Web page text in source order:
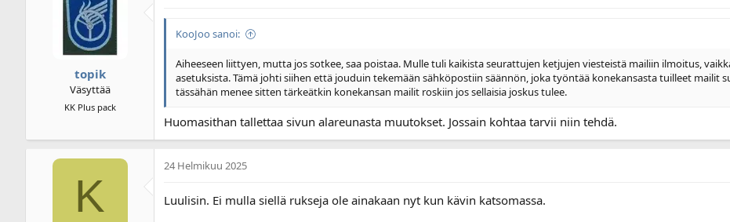
topik
Väsyttää
KK Plus pack
KooJoo sanoi:
Aiheeseen liittyen, mutta jos sotkee, saa poistaa. Mulle tuli kaikista seurattujen ketjujen viesteistä mailiin ilmoitus,
asetuksista. Tämä johti siihen että jouduin tekemään sähköpostiin säännön, joka työntää konekansasta tuilleet
tässähän menee sitten tärkeätkin konekansan mailit roskiin jos sellaisia joskus tulee.
Huomasithan tallettaa sivun alareunasta muutokset. Jossain kohtaa tarvii niin tehdä.
K
24 Helmikuu 2025
Luulisin. Ei mulla siellä rukseja ole ainakaan nyt kun kävin katsomassa.